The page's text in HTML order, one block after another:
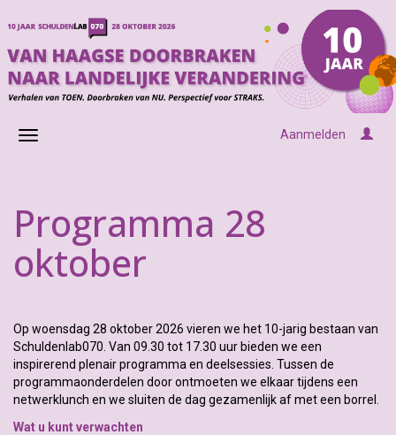
Aanmelden
Programma 28
oktober
Op woensdag 28 oktober 2026 vieren we het 10-jarig bestaan van
Schuldenlab070. Van 09.30 tot 17.30 uur bieden we een
inspirerend plenair programma en deelsessies. Tussen de
programmaonderdelen door ontmoeten we elkaar tijdens een
netwerklunch en we sluiten de dag gezamenlijk af met een borrel.
Wat u kunt verwachten